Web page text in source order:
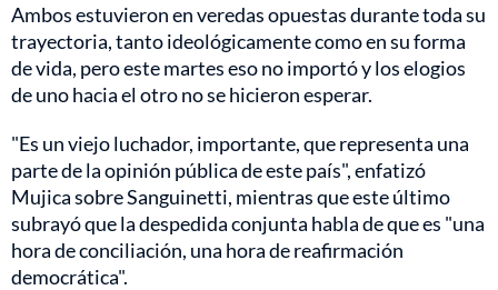
Ambos estuvieron en veredas opuestas durante toda su
trayectoria, tanto ideológicamente como en su forma
de vida, pero este martes eso no importó y los elogios
de uno hacia el otro no se hicieron esperar.
"Es un viejo luchador, importante, que representa una
parte de la opinión pública de este país", enfatizó
Mujica sobre Sanguinetti, mientras que este último
subrayó que la despedida conjunta habla de que es "una
hora de conciliación, una hora de reafirmación
democrática".